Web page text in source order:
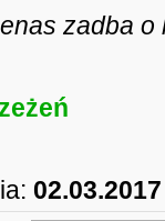
zadba o